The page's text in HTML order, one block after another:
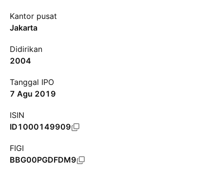
Kantor pusat
Jakarta
Didirikan
2004
Tanggal IPO
7 Agu 2019
ISIN
ID1000149909
FIGI
BBG00PGDFDM9